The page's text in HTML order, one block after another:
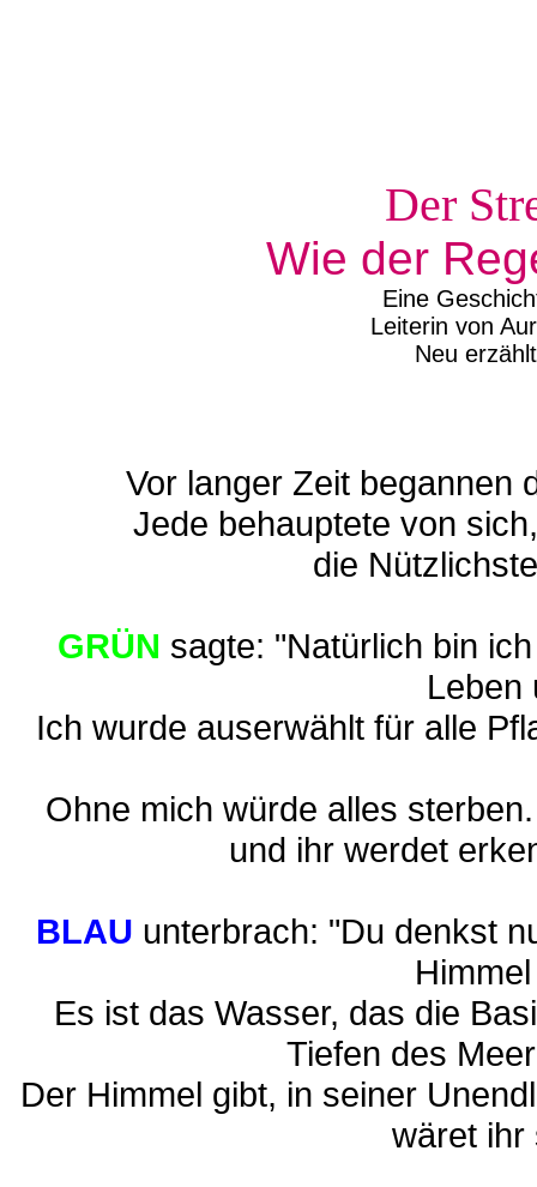
Der
Wie der
Eine
Leiterin von
Neu
Vor langer Zeit begannen
Jede behauptete von
die
GRÜN sagte: "Natürlich bin
Leben
Ich wurde auserwählt für alle
Ohne mich würde alles
und ihr werdet
BLAU unterbrach: "Du denkst
Es ist das Wasser, das die
Tiefen des
Der Himmel gibt, in seiner
wäret ihr